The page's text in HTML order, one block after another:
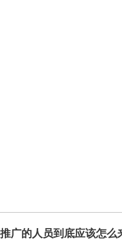
广的人员到底应该怎么